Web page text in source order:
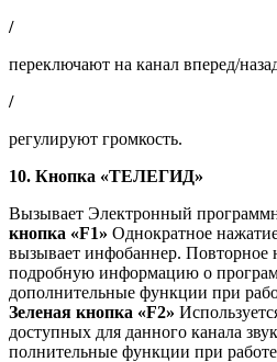
/
переключают на канал вперед/
/
регулируют громкость.
10. Кнопка «ТЕЛЕГИД»
Вызывает Электронный
кнопка «F1» Однократное
вызывает инфобаннер. Повторное
подробную информацию о
дополнительные функции при
Зеленая кнопка «F2»
доступных для данного канала
полнительные функции при